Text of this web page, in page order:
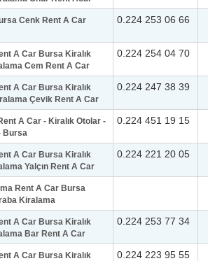
Cenk Rent A Car
0.224 253 06 66
A Car Bursa Kiralık
Cem Rent A Car
0.224 254 04 70
A Car Bursa Kiralık
Çevik Rent A Car
0.224 247 38 39
A Car - Kiralık Otolar -
Bursa
0.224 451 19 15
A Car Bursa Kiralık
Yalçın Rent A Car
0.224 221 20 05
Rent A Car Bursa
Kiralama
A Car Bursa Kiralık
Bar Rent A Car
0.224 253 77 34
A Car Bursa Kiralık
0.224 223 95 55